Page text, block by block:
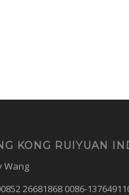
KONG RUIYUAN
Wang
26681868 0086-